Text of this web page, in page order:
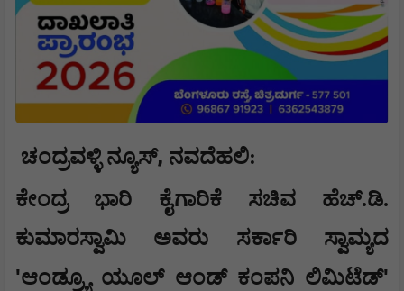
ಚಂದ್ರವಳ್ಳಿ ನ್ಯೂಸ್, ನವದೆಹಲಿ:
ಕೇಂದ್ರ ಭಾರಿ ಕೈಗಾರಿಕೆ ಸಚಿವ ಹೆಚ್.ಡಿ.
ಕುಮಾರಸ್ವಾಮಿ ಅವರು ಸರ್ಕಾರಿ ಸ್ವಾಮ್ಯದ
'ಆಂಡ್ರ್ಯೂ ಯೂಲ್ ಆಂಡ್ ಕಂಪನಿ ಲಿಮಿಟೆಡ್'